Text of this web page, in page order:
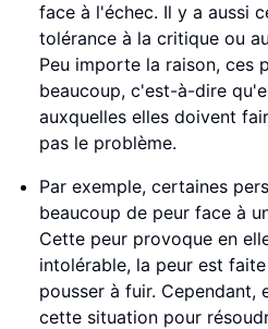
face à l'échec. Il y a aussi
tolérance à la critique ou
Peu importe la raison, ces
beaucoup, c'est-à-dire
auxquelles elles doivent
pas le problème.
Par exemple, certaines
beaucoup de peur face à
Cette peur provoque en
intolérable, la peur est
pousser à fuir. Cependant,
cette situation pour